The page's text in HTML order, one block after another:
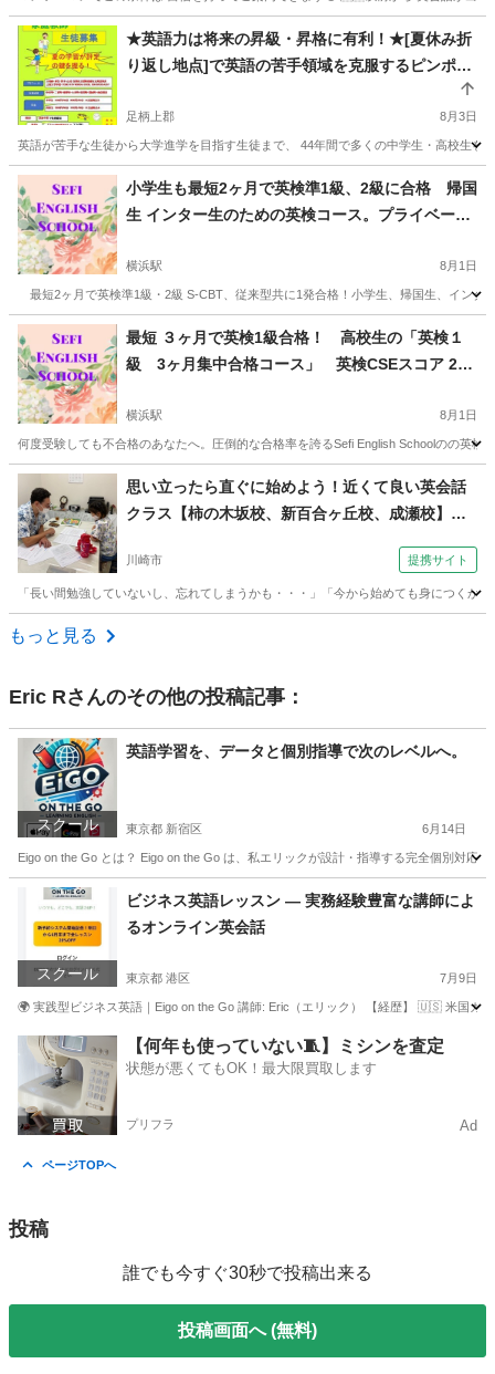
神奈川 横浜市 英会話 英会話レッスン
★英語力は将来の昇級・昇格に有利！★[夏休み折
り返し地点]で英語の苦手領域を克服するピンポイ
で“分かる”まで丁寧にサポートします 月4回8,000
円から／60分無料体験あり（残り2名）
足柄上郡 8月3日
英語が苦手な生徒から大学進学を目指す生徒まで、 44年間で多くの中学生・高校生
神奈川 足柄上郡 英語/基礎英語 英語教師
小学生も最短2ヶ月で英検準1級、2級に合格 帰国
生 インター生のための英検コース。プライベート
横浜駅 8月1日
最短2ヶ月で英検準1級・2級 S-CBT、従来型共に1発合格！小学生、帰国生、インタ
神奈川 横浜市 横浜駅 英会話 短期
最短 ３ヶ月で英検1級合格！ 高校生の「英検１
級 3ヶ月集中合格コース」 英検CSEスコア 250
京 オンライン
横浜駅 8月1日
何度受験しても不合格のあなたへ。圧倒的な合格率を誇るSefi English Schoolのの英
神奈川 横浜市 横浜駅 英検 1級
思い立ったら直ぐに始めよう！近くて良い英会話
クラス【柿の木坂校、新百合ヶ丘校、成瀬校】
川崎市 提携サイト
「長い間勉強していないし、忘れてしまうかも・・・」「今から始めても身につく
神奈川 川崎市
もっと見る
Eric Rさんのその他の投稿記事：
スクール
英語学習を、データと個別指導で次のレベルへ。
東京都 新宿区 6月14日
Eigo on the Go とは？ Eigo on the Go は、私エリックが設計・指導する完全個別対応
東京 新宿区 英会話 レッスン
スクール
ビジネス英語レッスン — 実務経験豊富な講師によ
るオンライン英会話
東京都 港区 7月9日
🌍 実践型ビジネス英語｜Eigo on the Go 講師: Eric（エリック） 【経歴】 🇺🇸 米国カ
東京 港区 ビジネス英語 オンライン
【何年も使っていない🧵】ミシンを査定
状態が悪くてもOK！最大限買取します
プリフラ Ad
ページTOPへ
投稿
誰でも今すぐ30秒で投稿出来る
投稿画面へ (無料)